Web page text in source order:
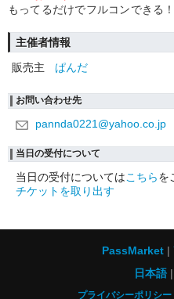
もってるだけでフルコンできる
主催者情報
販売主
ぱんだ
お問い合わせ先
pannda0221@yahoo.co.jp
当日の受付について
当日の受付についてはこちらを
チケットを取り出す
PassMarket
日本語
プライバシーポリシー